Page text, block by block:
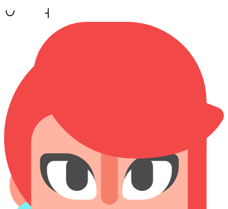
pona,, taso